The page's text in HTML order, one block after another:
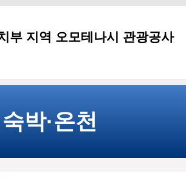
부 지역 오모테나시 관광공사
숙박·온천